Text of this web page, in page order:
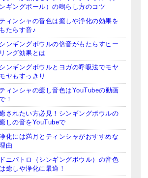
お守り・チャーム
ヒーリングCD
座
ンギングボール）の鳴らし方のコツ
ティンシャの音色は癒しや浄化の効果を
もたらす音♪
シンギングボウルの倍音がもたらすヒー
リング効果とは
シンギングボウルとヨガの呼吸法でモヤ
モヤもすっきり
ティンシャの癒し音色はYouTubeの動画
！
されたい方必見！シンギングボウルの
しの音をYouTubeで
化には満月とティンシャがおすすめな
由
ドニパトロ（シンギングボウル）の音色
は癒しや浄化に最適！